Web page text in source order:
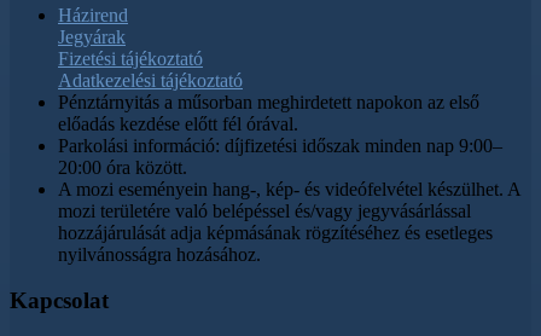
Házirend
Jegyárak
Fizetési tájékoztató
Adatkezelési tájékoztató
Pénztárnyitás a műsorban meghirdetett napokon az első
előadás kezdése előtt fél órával.
Parkolási információ: díjfizetési időszak minden nap 9:00–
20:00 óra között.
A mozi eseményein hang-, kép- és videófelvétel készülhet. A
mozi területére való belépéssel és/vagy jegyvásárlással
hozzájárulását adja képmásának rögzítéséhez és esetleges
nyilvánosságra hozásához.
Kapcsolat